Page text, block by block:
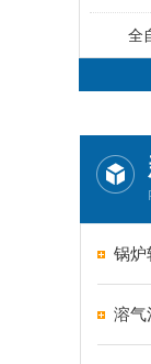
全
锅炉
溶气